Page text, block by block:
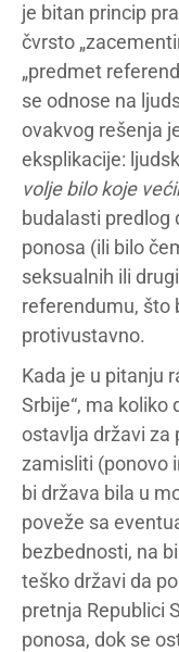
je bitan princip
čvrsto
„predmet
se odnose na
ovakvog rešenja
eksplikacije:
volje bilo koje
budalasti predlog
ponosa (ili bilo
seksualnih ili
referendumu, što
protivustavno.
Kada je u pitanju
Srbije“, ma koliko
ostavlja državi za
zamisliti (ponovo
bi država bila u
poveže sa
bezbednosti, na
teško državi da
pretnja Republici
ponosa, dok se